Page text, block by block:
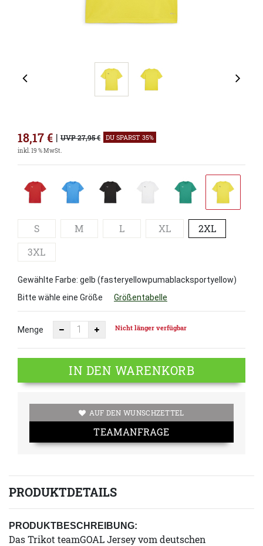
18,17€ | UVP 27,95 € DU SPARST 35%
inkl. 19 % MwSt.
S M L XL
2XL
3XL
Gewählte Farbe: gelb (fasteryellowpumablacksportyellow)
Bitte wähle eine Größe
Größentabelle
Menge Nicht länger verfügbar
IN DEN WARENKORB
AUF DEN WUNSCHZETTEL
TEAMANFRAGE
PRODUKTDETAILS
PRODUKTBESCHREIBUNG:
Das Trikot teamGOAL Jersey vom deutschen